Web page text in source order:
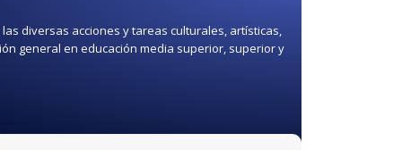
diversas acciones y tareas culturales, artísticas,
general en educación media superior, superior y